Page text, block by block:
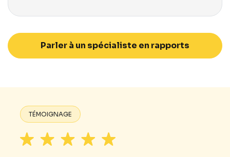
Parler à un spécialiste en rapports
TÉMOIGNAGE